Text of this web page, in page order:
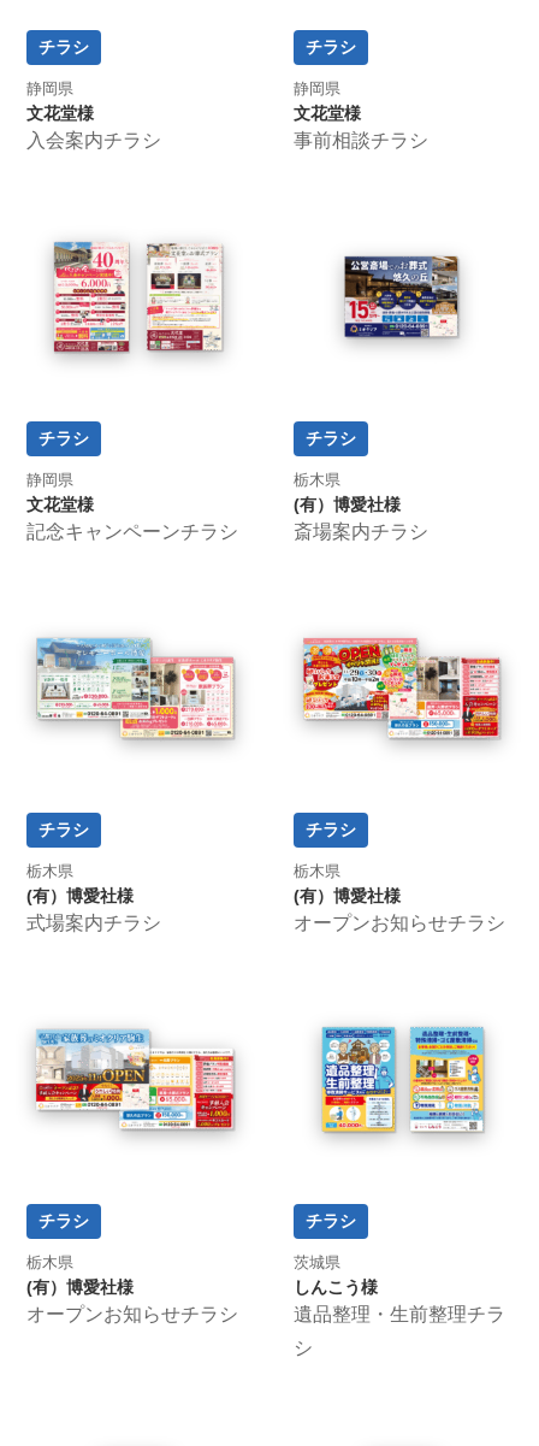
チラシ
静岡県
文花堂様
入会案内チラシ
チラシ
静岡県
文花堂様
事前相談チラシ
チラシ
静岡県
文花堂様
記念キャンペーンチラシ
チラシ
栃木県
(有）博愛社様
斎場案内チラシ
チラシ
栃木県
(有）博愛社様
式場案内チラシ
チラシ
栃木県
(有）博愛社様
オープンお知らせチラシ
チラシ
栃木県
(有）博愛社様
オープンお知らせチラシ
チラシ
茨城県
しんこう様
遺品整理・生前整理チラ
シ